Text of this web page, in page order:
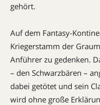
gehört.
Auf dem Fantasy-
Kriegerstamm der
Anführer zu gedenken.
– den Schwarzbären –
dabei getötet und sein
wird ohne große